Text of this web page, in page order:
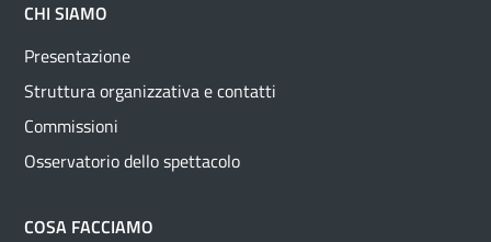
CHI SIAMO
Presentazione
Struttura organizzativa e contatti
Commissioni
Osservatorio dello spettacolo
COSA FACCIAMO